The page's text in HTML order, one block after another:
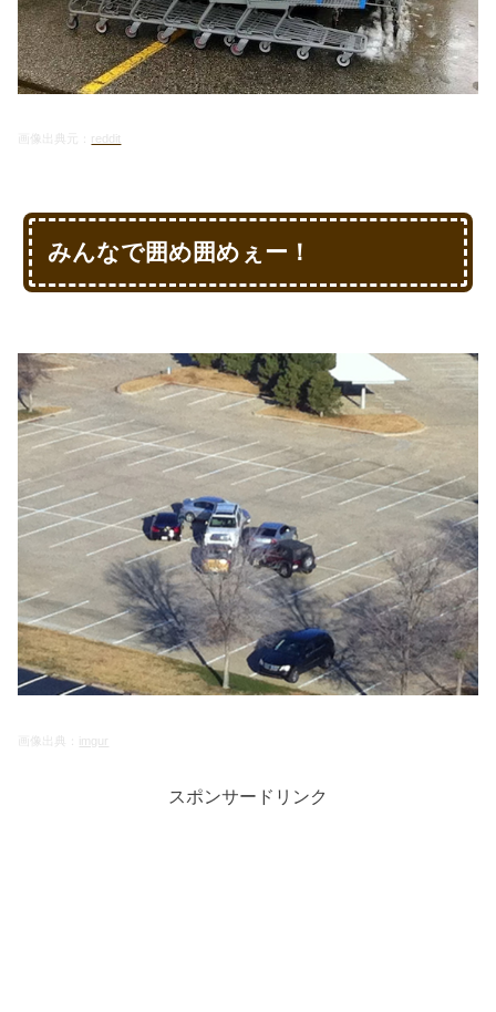
画像出典元： reddit
みんなで囲め囲めぇー！
画像出典： imgur
スポンサードリンク